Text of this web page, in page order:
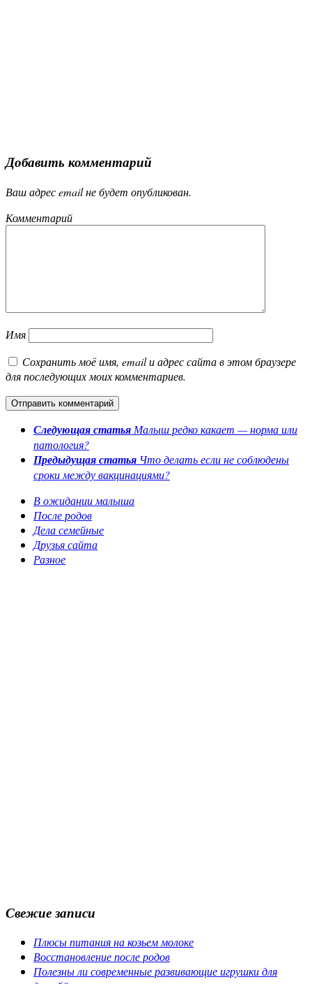
Добавить комментарий
Ваш адрес email не будет опубликован.
Комментарий
Имя
Сохранить моё имя, email и адрес сайта в этом браузере
для последующих моих комментариев.
Следующая статья Малыш редко какает — норма или
патология?
Предыдущая статья Что делать если не соблюдены
сроки между вакцинациями?
В ожидании малыша
После родов
Дела семейные
Друзья сайта
Разное
Свежие записи
Плюсы питания на козьем молоке
Восстановление после родов
Полезны ли современные развивающие игрушки для